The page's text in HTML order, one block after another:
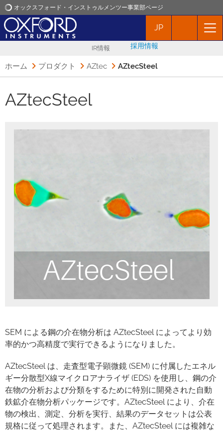
オックスフォード・インストゥルメンツー事業部ページ
オックスフォード・インストゥルメンツ
JP
IR情報 採用情報
ホーム プロダクト AZtec AZtecSteel
AZtecSteel
SEM による鋼の介在物分析は AZtecSteel によってより効
率的かつ高精度で実行できるようになりました。
AZtecSteel は、走査型電子顕微鏡 (SEM) に付属したエネル
ギー分散型X線マイクロアナライザ (EDS) を使用し、鋼の介
在物の分析および分類をするために特別に開発された自動
鉄鉱介在物分析パッケージです。AZtecSteel により、介在
物の検出、測定、分析を実行、結果のデータセットは公表
規格に従って処理されます。また、AZtecSteel には複雑な